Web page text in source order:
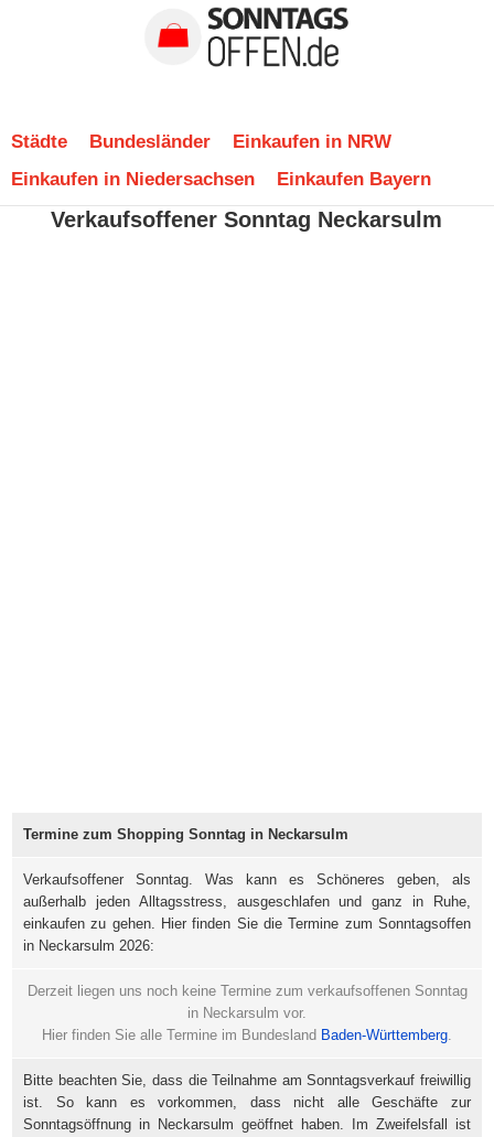
Städte Bundesländer
Einkaufen in NRW
Einkaufen in Niedersachsen
Einkaufen Bayern
Verkaufsoffener Sonntag Neckarsulm
Termine zum Shopping Sonntag in Neckarsulm
Verkaufsoffener Sonntag. Was kann es Schöneres geben, als
außerhalb jeden Alltagsstress, ausgeschlafen und ganz in Ruhe,
einkaufen zu gehen. Hier finden Sie die Termine zum Sonntagsoffen
in Neckarsulm 2026:
Derzeit liegen uns noch keine Termine zum verkaufsoffenen Sonntag
in Neckarsulm vor.
Hier finden Sie alle Termine im Bundesland Baden-Württemberg.
Bitte beachten Sie, dass die Teilnahme am Sonntagsverkauf freiwillig
ist. So kann es vorkommen, dass nicht alle Geschäfte zur
Sonntagsöffnung in Neckarsulm geöffnet haben. Im Zweifelsfall ist